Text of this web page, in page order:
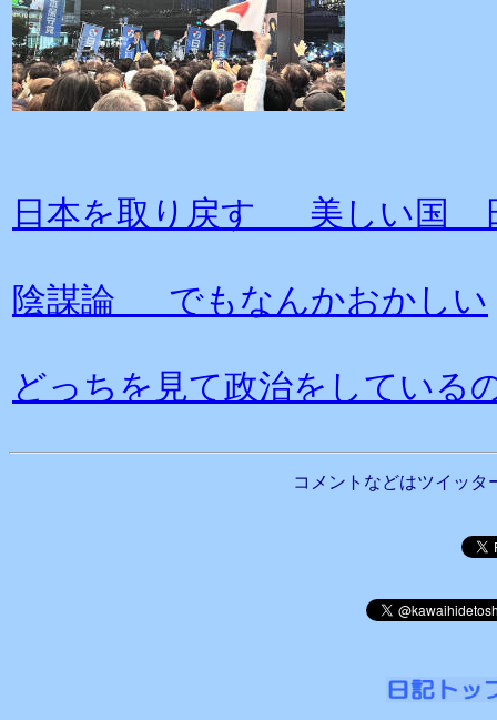
日本を取り戻す 美しい国
陰謀論 でもなんかおかしい
どっちを見て政治をしてい
コメントなどはツイッタ